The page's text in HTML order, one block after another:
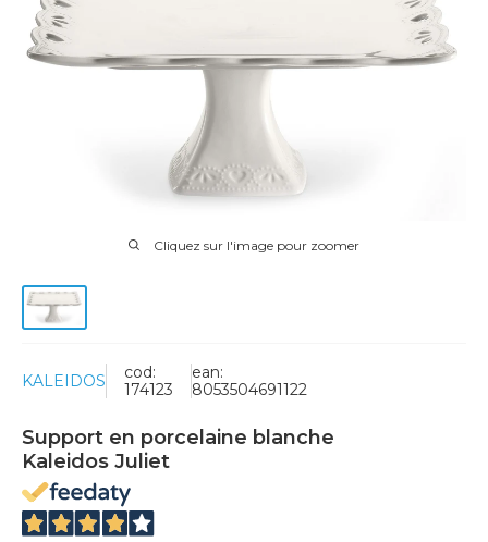
Cliquez sur l'image pour zoomer
KALEIDOS
cod:
174123
ean:
8053504691122
Support en porcelaine blanche
Kaleidos Juliet